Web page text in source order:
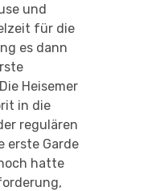
und
für die
es dann
Heisemer
in die
regulären
erste Garde
hatte